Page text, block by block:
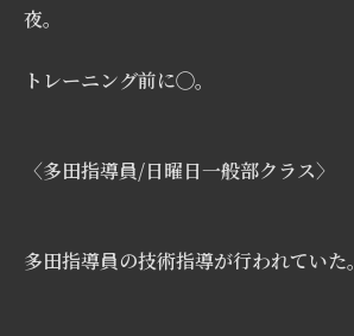
夜。
トレーニング前に◯。
〈多田指導員/日曜日一般部クラス〉
多田指導員の技術指導が行われていた。